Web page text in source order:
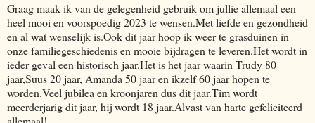
Graag maak ik van de gelegenheid gebruik om jullie allemaal een
heel mooi en voorspoedig 2023 te wensen.Met liefde en gezondheid
en al wat wenselijk is.Ook dit jaar hoop ik weer te grasduinen in
onze familiegeschiedenis en mooie bijdragen te leveren.Het wordt in
ieder geval een historisch jaar.Het is het jaar waarin Trudy 80
jaar,Suus 20 jaar, Amanda 50 jaar en ikzelf 60 jaar hopen te
worden.Veel jubilea en kroonjaren dus dit jaar.Tim wordt
meerderjarig dit jaar, hij wordt 18 jaar.Alvast van harte gefeliciteerd